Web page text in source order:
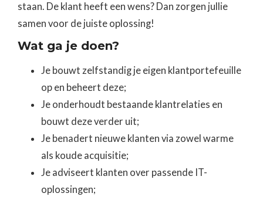
staan. De klant heeft een wens? Dan zorgen jullie
samen voor de juiste oplossing!
Wat ga je doen?
Je bouwt zelfstandig je eigen klantportefeuille
op en beheert deze;
Je onderhoudt bestaande klantrelaties en
bouwt deze verder uit;
Je benadert nieuwe klanten via zowel warme
als koude acquisitie;
Je adviseert klanten over passende IT-
oplossingen;